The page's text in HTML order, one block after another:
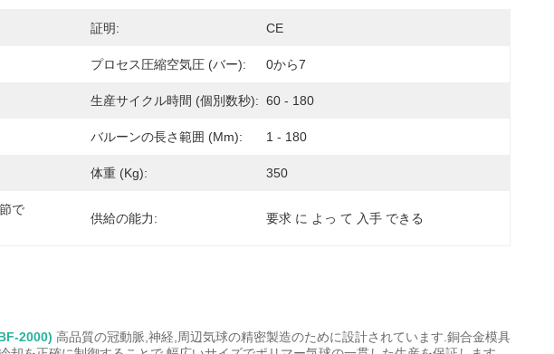
証明: CE
プロセス圧縮空気圧 (バー): 0から7
生産サイクル時間 (個別数秒): 60 - 180
バルーンの長さ範囲 (mm): 1 - 180
体重 (kg): 350
で
供給の能力: 要求 に よっ て 入手 できる
2000) 高品質の冠動脈,神経,周辺気球の精密製造のために設計されています.銅合金模具